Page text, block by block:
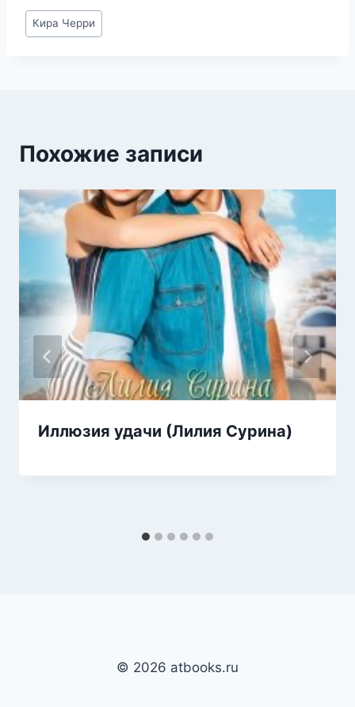
Метки
записи:
Кира Черри
Похожие записи
Иллюзия удачи (Лилия Сурина)
© 2026 atbooks.ru